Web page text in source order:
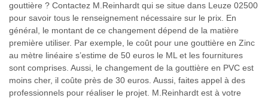
gouttière ? Contactez M.Reinhardt qui se situe dans Leuze 02500
pour savoir tous le renseignement nécessaire sur le prix. En
général, le montant de ce changement dépend de la matière
première utiliser. Par exemple, le coût pour une gouttière en Zinc
au mètre linéaire s’estime de 50 euros le ML et les fournitures
sont comprises. Aussi, le changement de la gouttière en PVC est
moins cher, il coûte près de 30 euros. Aussi, faites appel à des
professionnels pour réaliser le projet. M.Reinhardt est à votre